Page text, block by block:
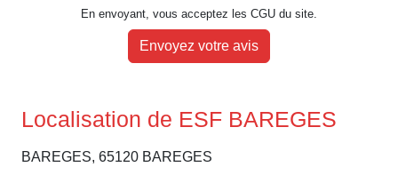
En envoyant, vous acceptez les CGU du site.
Envoyez votre avis
Localisation de ESF BAREGES
BAREGES, 65120 BAREGES